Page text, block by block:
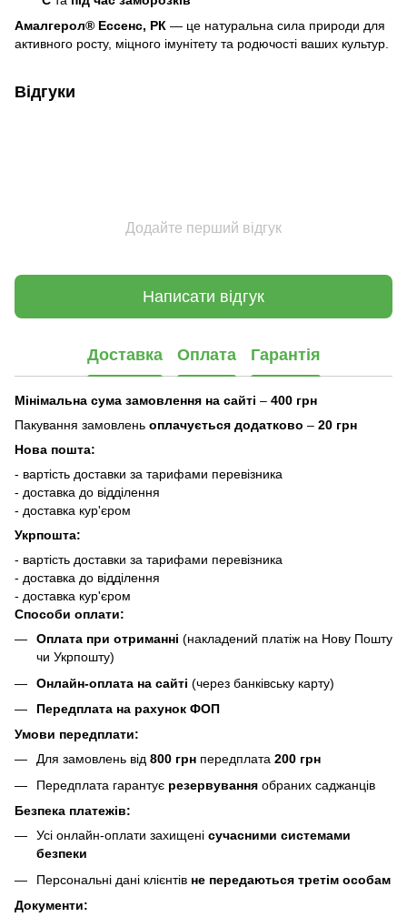
Амалгерол® Ессенс, РК — це натуральна сила природи для
активного росту, міцного імунітету та родючості ваших культур.
Відгуки
Додайте перший відгук
Написати відгук
Доставка Оплата Гарантія
Мінімальна сума замовлення на сайті – 400 грн
Пакування замовлень оплачується додатково – 20 грн
Нова пошта:
- вартість доставки за тарифами перевізника
- доставка до відділення
- доставка кур'єром
Укрпошта:
- вартість доставки за тарифами перевізника
- доставка до відділення
- доставка кур'єром
Способи оплати:
Оплата при отриманні (накладений платіж на Нову Пошту
чи Укрпошту)
Онлайн-оплата на сайті (через банківську карту)
Передплата на рахунок ФОП
Умови передплати:
Для замовлень від 800 грн передплата 200 грн
Передплата гарантує резервування обраних саджанців
Безпека платежів:
Усі онлайн-оплати захищені сучасними системами
безпеки
Персональні дані клієнтів не передаються третім особам
Документи: